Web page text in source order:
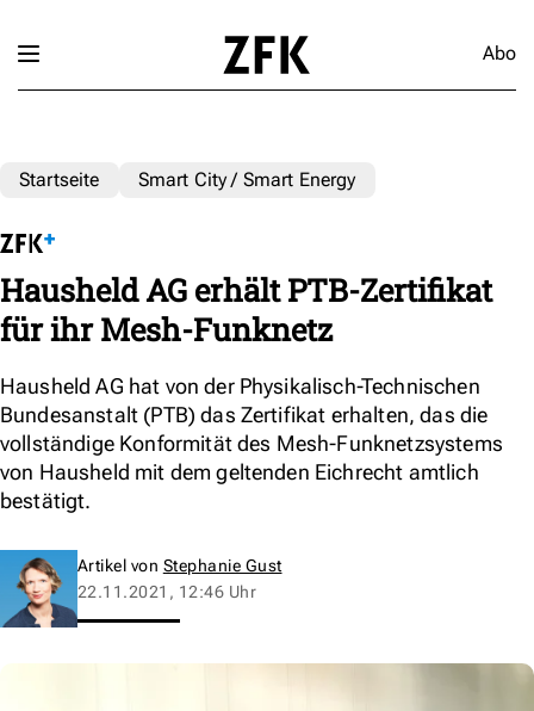
Abo
Startseite Smart City / Smart Energy
Hausheld AG erhält PTB-Zertifikat
für ihr Mesh-Funknetz
Hausheld AG hat von der Physikalisch-Technischen
Bundesanstalt (PTB) das Zertifikat erhalten, das die
vollständige Konformität des Mesh-Funknetzsystems
von Hausheld mit dem geltenden Eichrecht amtlich
bestätigt.
Artikel von Stephanie Gust
22.11.2021, 12:46 Uhr